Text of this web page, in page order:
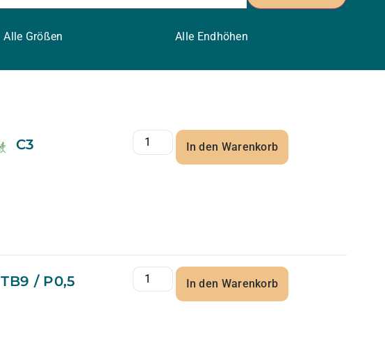
Alle Größen Alle Endhöhen
C3 In den Warenkorb
TB9 / P0,5 In den Warenkorb